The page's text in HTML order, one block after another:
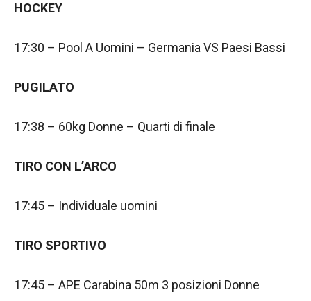
HOCKEY
17:30 – Pool A Uomini – Germania VS Paesi Bassi
PUGILATO
17:38 – 60kg Donne – Quarti di finale
TIRO CON L’ARCO
17:45 – Individuale uomini
TIRO SPORTIVO
17:45 – APE Carabina 50m 3 posizioni Donne